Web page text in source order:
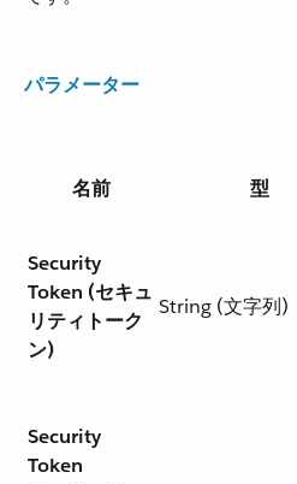
パラメーター
名前 型
Security
Token (セキュ
リティトーク
ン)
String (文字列)
Security
Token